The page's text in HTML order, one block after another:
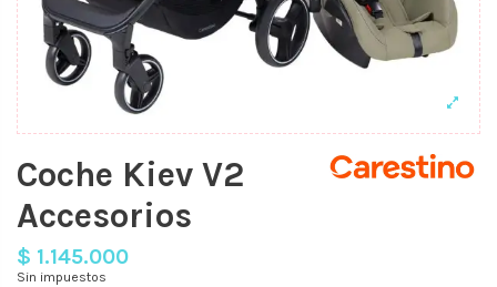
Coche Kiev V2
Accesorios
$ 1.145.000
Sin impuestos